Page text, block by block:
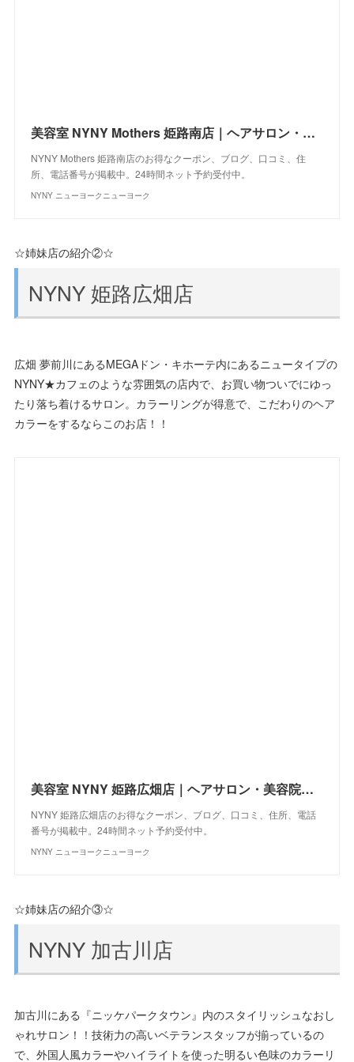
美容室 NYNY Mothers 姫路南店｜ヘアサロン・美容院｜ニューヨークニューヨーク
NYNY Mothers 姫路南店のお得なクーポン、ブログ、口コミ、住
所、電話番号が掲載中。24時間ネット予約受付中。
NYNY ニューヨークニューヨーク
☆姉妹店の紹介②☆
NYNY 姫路広畑店
広畑 夢前川にあるMEGAドン・キホーテ内にあるニュータイプの
NYNY★カフェのような雰囲気の店内で、お買い物ついでにゆっ
たり落ち着けるサロン。カラーリングが得意で、こだわりのヘア
カラーをするならこのお店！！
美容室 NYNY 姫路広畑店｜ヘアサロン・美容院｜ニューヨークニューヨーク
NYNY 姫路広畑店のお得なクーポン、ブログ、口コミ、住所、電話
番号が掲載中。24時間ネット予約受付中。
NYNY ニューヨークニューヨーク
☆姉妹店の紹介③☆
NYNY 加古川店
加古川にある『ニッケパークタウン』内のスタイリッシュなおし
ゃれサロン！！技術力の高いベテランスタッフが揃っているの
で、外国人風カラーやハイライトを使った明るい色味のカラーリ